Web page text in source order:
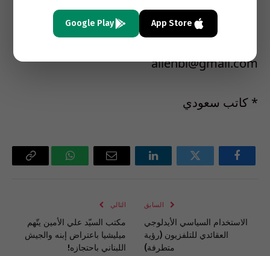
allehbi@gmail.com
* كاتب سعودي
فيسبوك تويتر لينكدإن
البريد
واتساب Copy
السابق
الاستخدام السياسي الأيدلوجي
العقائدي للتلفزيون (رؤية
متطرفة)
التالي
مكتب السيّد علي الأمين يتّهم
ميليشيا باعتراض إبنه والجيش
اللبناني باحتجازه!
App Store
Google Play